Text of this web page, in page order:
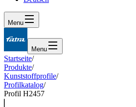
Menu
Menu
Startseite/
Produkte/
Kunststoffprofile/
Profilkatalog/
Profil H2457